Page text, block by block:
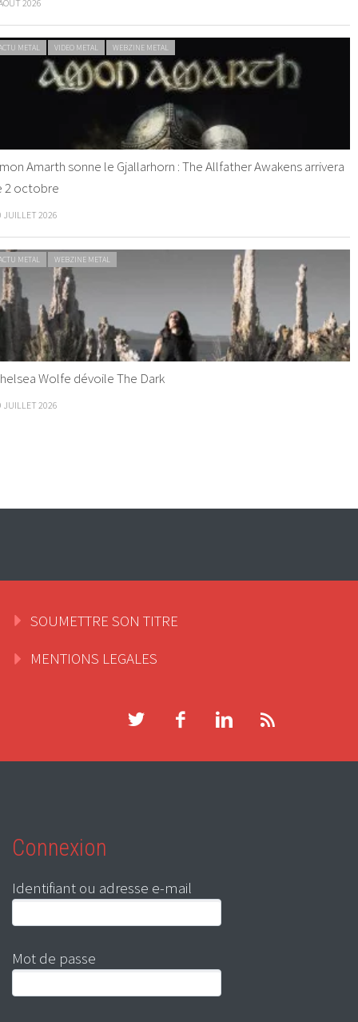
2026
METAL VIDEO METAL WEBZINE METAL
Amarth sonne le Gjallarhorn : The Allfather Awakens arrivera
2 octobre
JUILLET 2026
METAL WEBZINE METAL
Wolfe dévoile The Dark
JUILLET 2026
SOUMETTRE SON TITRE
MENTIONS LEGALES
Connexion
Identifiant ou adresse e-mail
Mot de passe